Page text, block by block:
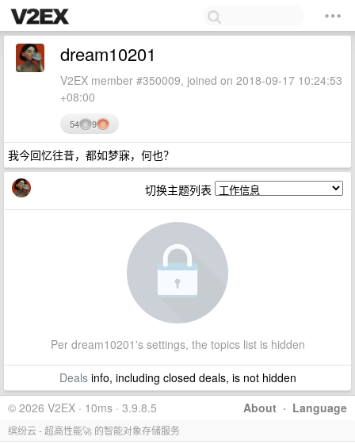
dream10201
V2EX member #350009, joined on 2018-09-17 10:24:53
+08:00
54 9
我今回忆往昔，都如梦寐，何也？
切换主题列表
Per dream10201's settings, the topics list is hidden
Dealsinfo, including closed deals, is not hidden
About · Language
© 2026 V2EX · 10ms · 3.9.8.5
缤纷云 - 超高性能🚀 的智能对象存储服务